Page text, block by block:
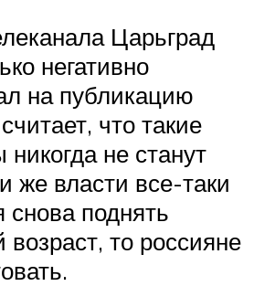
Царьград
негативно
на публикацию
что такие
не станут
же власти все-таки
поднять
то россияне